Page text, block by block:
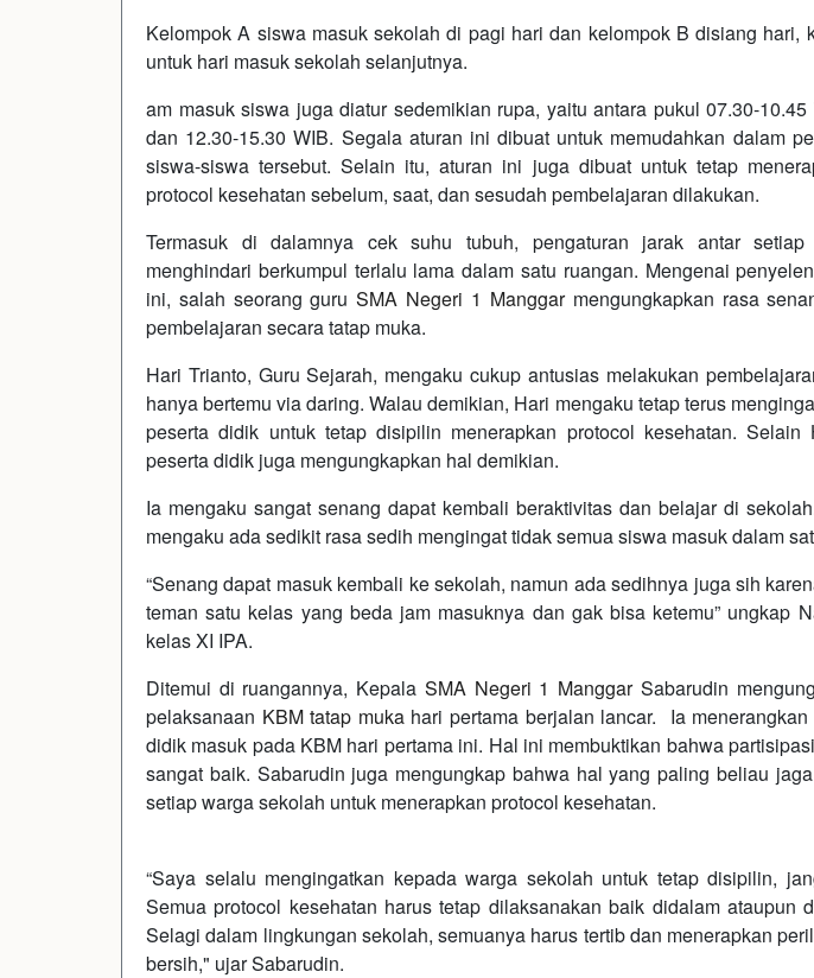
Kelompok A siswa masuk sekolah di pagi hari dan kelompok B disiang hari,
untuk hari masuk sekolah selanjutnya.
am masuk siswa juga diatur sedemikian rupa, yaitu antara pukul 07.30-
dan 12.30-15.30 WIB. Segala aturan ini dibuat untuk memudahkan dalam
siswa-siswa tersebut. Selain itu, aturan ini juga dibuat untuk tetap
protocol kesehatan sebelum, saat, dan sesudah pembelajaran dilakukan.
Termasuk di dalamnya cek suhu tubuh, pengaturan jarak antar
menghindari berkumpul terlalu lama dalam satu ruangan. Mengenai
ini, salah seorang guruSMA Negeri 1 Manggarmengungkapkan rasa
pembelajaran secara tatap muka.
Hari Trianto, Guru Sejarah, mengaku cukup antusias melakukan
hanya bertemu via daring. Walau demikian, Hari mengaku tetap terus
peserta didik untuk tetap disipilin menerapkan protocol kesehatan. Selain
peserta didik juga mengungkapkan hal demikian.
Ia mengaku sangat senang dapat kembali beraktivitas dan belajar di
mengaku ada sedikit rasa sedih mengingat tidak semua siswa masuk dalam
“Senang dapat masuk kembali ke sekolah, namun ada sedihnya juga sih
teman satu kelas yang beda jam masuknya dan gak bisa ketemu” ungkap
kelas XI IPA.
Ditemui di ruangannya, Kepala SMA Negeri 1 ManggarSabarudin
pelaksanaan KBM tatap mukahari pertama berjalan lancar. Ia
didik masuk pada KBM hari pertama ini. Hal ini membuktikan bahwa
sangat baik. Sabarudin juga mengungkap bahwa hal yang paling beliau
setiap warga sekolah untuk menerapkan protocol kesehatan.
“Saya selalu mengingatkan kepada warga sekolah untuk tetap disipilin,
Semua protocol kesehatan harus tetap dilaksanakan baik didalam ataupun
Selagi dalam lingkungan sekolah, semuanya harus tertib dan menerapkan
bersih," ujar Sabarudin.